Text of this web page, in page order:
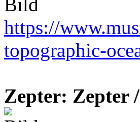
https://
topographic-
Zepter: Zepter